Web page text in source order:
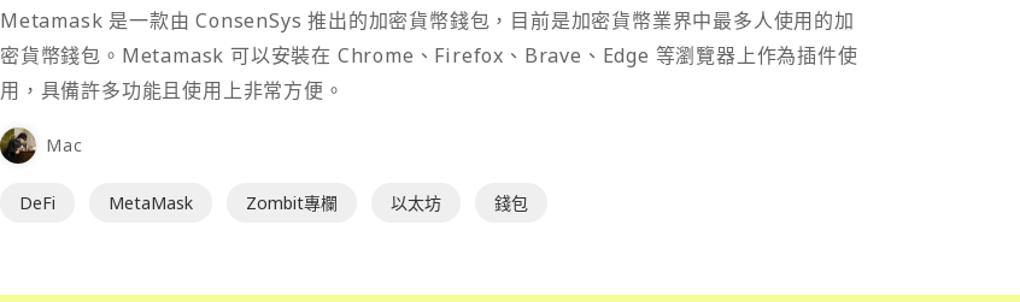
Metamask 是一款由 ConsenSys 推出的加密貨幣錢包，目前是加密貨幣業界中最多人使用的加
密貨幣錢包。Metamask 可以安裝在 Chrome、Firefox、Brave、Edge 等瀏覽器上作為插件使
用，具備許多功能且使用上非常方便。
Mac
DeFi MetaMask Zombit專欄 以太坊 錢包